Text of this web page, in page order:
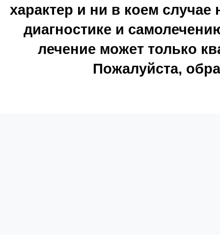
характер и ни в коем
диагностике и
лечение может только
Пожалуйста,